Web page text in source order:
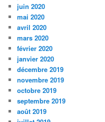
juin 2020
mai 2020
avril 2020
mars 2020
février 2020
janvier 2020
décembre 2019
novembre 2019
octobre 2019
septembre 2019
août 2019